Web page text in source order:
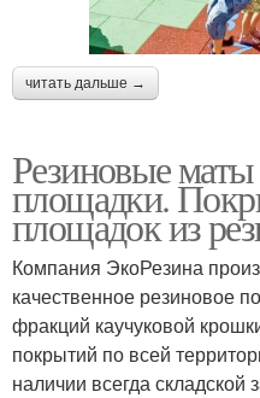
читать дальше →
Резиновые маты
площадки.
площадок из
Компания ЭкоРезина
качественное резиновое
фракций каучуковой
покрытий по всей
наличии всегда складской